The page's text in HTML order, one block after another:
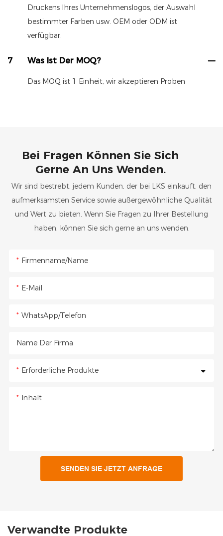
Druckens Ihres Unternehmenslogos, der Auswahl
bestimmter Farben usw. OEM oder ODM ist
verfügbar.
7 Was Ist Der MOQ?
Das MOQ ist 1 Einheit, wir akzeptieren Proben
Bei Fragen Können Sie Sich
Gerne An Uns Wenden.
Wir sind bestrebt, jedem Kunden, der bei LKS einkauft, den
aufmerksamsten Service sowie außergewöhnliche Qualität
und Wert zu bieten. Wenn Sie Fragen zu Ihrer Bestellung
haben, können Sie sich gerne an uns wenden.
Firmenname/Name
E-Mail
WhatsApp/Telefon
Name Der Firma
Erforderliche Produkte
Inhalt
SENDEN SIE JETZT ANFRAGE
Verwandte Produkte